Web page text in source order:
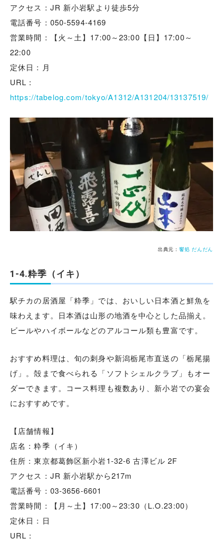
アクセス：JR 新小岩駅より徒歩5分
電話番号：050-5594-4169
営業時間：【火～土】17:00～23:00【日】17:00～
22:00
定休日：月
URL：
https://tabelog.com/tokyo/A1312/A131204/13137519/
出典元： 饗処 だんだん
1-4.粋季（イキ）
駅チカの居酒屋「粋季」では、おいしい日本酒と鮮魚を
味わえます。日本酒は山形の地酒を中心とした品揃え。
ビールやハイボールなどのアルコール類も豊富です。
おすすめ料理は、旬の刺身や新潟栃尾市直送の「栃尾揚
げ」。殻まで食べられる「ソフトシェルクラブ」もオー
ダーできます。コース料理も複数あり、新小岩での宴会
におすすめです。
【店舗情報】
店名：粋季（イキ）
住所：東京都葛飾区新小岩1-32-6 古澤ビル 2F
アクセス：JR 新小岩駅から217m
電話番号：03-3656-6601
営業時間：【月～土】17:00～23:30（L.O.23:00）
定休日：日
URL：